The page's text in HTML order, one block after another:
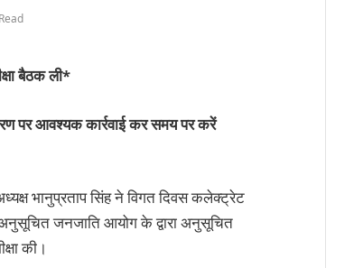
बैठक ली*
पर आवश्यक कार्रवाई कर समय पर करें
भानुप्रताप सिंह ने विगत दिवस कलेक्ट्रेट
जनजाति आयोग के द्वारा अनुसूचित
की।